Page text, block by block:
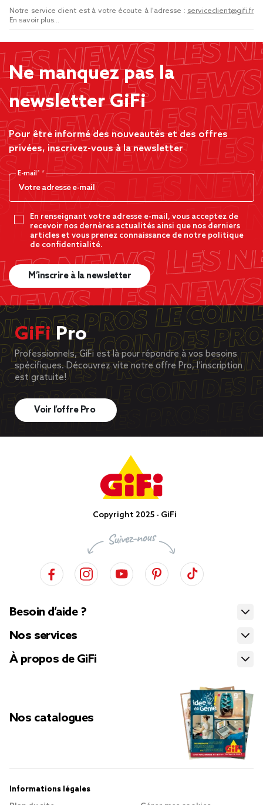
Notre service client est à votre écoute à l'adresse : serviceclient@gifi.fr
En savoir plus...
Ne manquez pas la
newsletter GiFi
Pour être informé des nouveautés et des offres
privées, inscrivez-vous à la newsletter
E-mail*
En renseignant votre adresse e-mail, vous acceptez de
recevoir nos dernères actualités ainsi que nos derniers
articles et vous prenez connaissance de notre politique
de confidentialité.
M’inscrire à la newsletter
GiFiPro
Professionnels, GiFi est là pour répondre à vos besoins
spécifiques. Découvrez vite notre offre Pro, l’inscription
est gratuite!
Voir l’offre Pro
Copyright 2025 - GiFi
Besoin d’aide ?
Nos services
À propos de GiFi
Nos catalogues
Informations légales